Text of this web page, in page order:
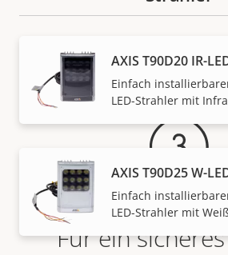
AXIS T90D20 IR-
Einfach
LED-Strahler mit
AXIS T90D25 W-
Einfach
LED-Strahler mit
Für ein